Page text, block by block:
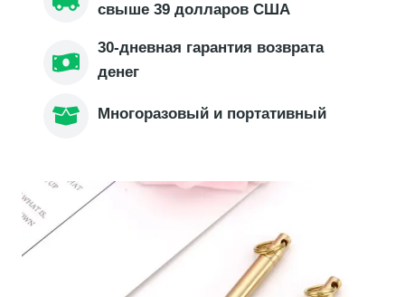
свыше 39 долларов США
30-дневная гарантия возврата
денег
Многоразовый и портативный